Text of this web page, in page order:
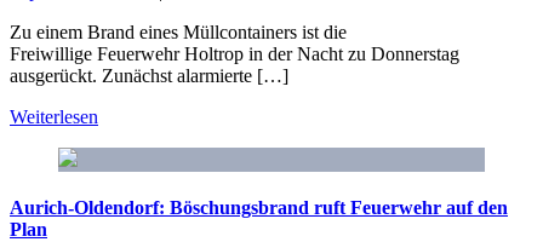
Zu einem Brand eines Müllcontainers ist die
Freiwillige Feuerwehr Holtrop in der Nacht zu Donnerstag
ausgerückt. Zunächst alarmierte […]
Weiterlesen
Aurich-Oldendorf: Böschungsbrand ruft Feuerwehr auf den
Plan